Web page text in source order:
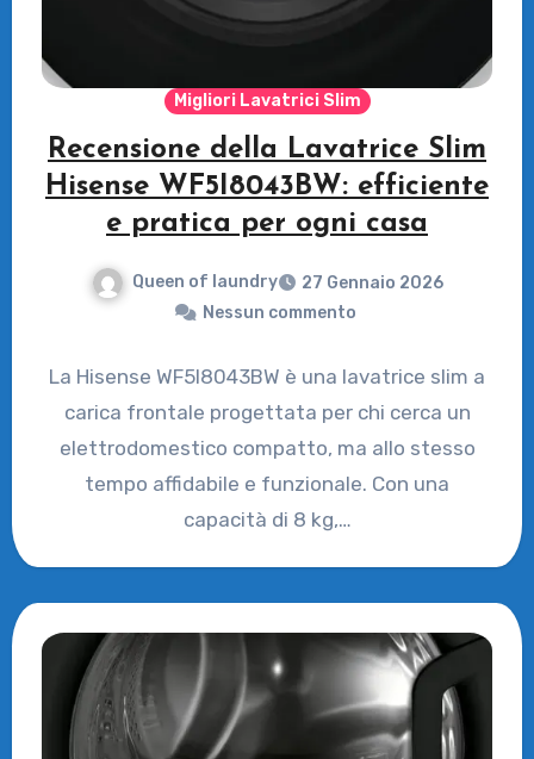
Migliori Lavatrici Slim
Recensione della Lavatrice Slim
Hisense WF5I8043BW: efficiente
e pratica per ogni casa
Queen of laundry
27 Gennaio 2026
Nessun commento
La Hisense WF5I8043BW è una lavatrice slim a
carica frontale progettata per chi cerca un
elettrodomestico compatto, ma allo stesso
tempo affidabile e funzionale. Con una
capacità di 8 kg,…